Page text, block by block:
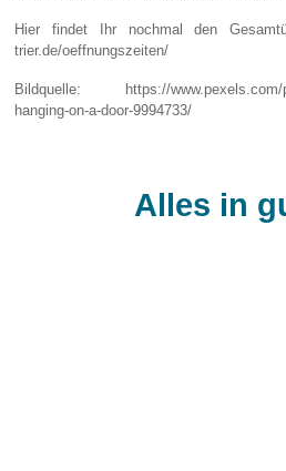
Hier findet Ihr nochmal den
trier.de/oeffnungszeiten/
Bildquelle:
https://
hanging-on-a-door-9994733/
Alles in